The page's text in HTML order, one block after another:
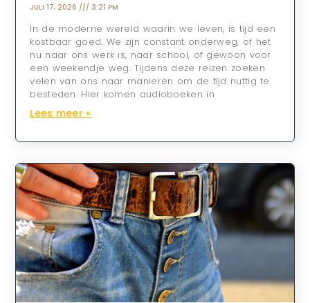
JULI 17, 2026 3:21 PM
In de moderne wereld waarin we leven, is tijd een
kostbaar goed. We zijn constant onderweg, of het
nu naar ons werk is, naar school, of gewoon voor
een weekendje weg. Tijdens deze reizen zoeken
velen van ons naar manieren om de tijd nuttig te
besteden. Hier komen audioboeken in
Lees meer »